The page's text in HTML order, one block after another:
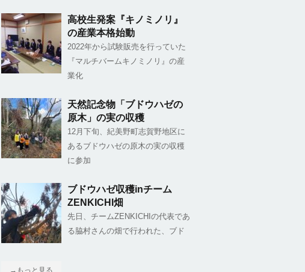
高校生発案『キノミノリ』
の産業本格始動
2022年から試験販売を行っていた
『マルチバームキノミノリ』の産
業化
天然記念物「ブドウハゼの
原木」の実の収穫
12月下旬、紀美野町志賀野地区に
あるブドウハゼの原木の実の収穫
に参加
ブドウハゼ収穫inチーム
ZENKICHI畑
先日、チームZENKICHIの代表であ
る脇村さんの畑で行われた、ブド
→もっと見る